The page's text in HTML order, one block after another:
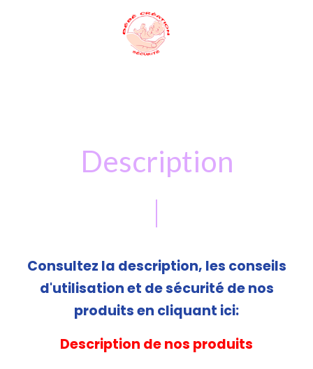
Description
Consultez la description, les conseils
d'utilisation et de sécurité de nos
produits en cliquant ici:
Description de nos produits